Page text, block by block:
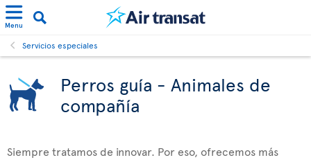
Menu
Servicios especiales
Perros guía - Animales de
compañía
Siempre tratamos de innovar. Por eso, ofrecemos más